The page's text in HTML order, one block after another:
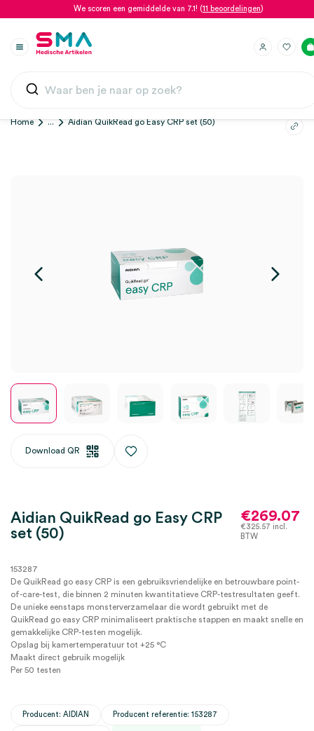
We scoren een gemiddelde van 7.1! (11 beoordelingen)
Home ... Aidian QuikRead go Easy CRP set (50)
Download QR
Aidian QuikRead go Easy CRP
set (50)
€269.07
€325.57 incl.
BTW
153287
De QuikRead go easy CRP is een gebruiksvriendelijke en betrouwbare point-
of-care-test, die binnen 2 minuten kwantitatieve CRP-testresultaten geeft.
De unieke eenstaps monsterverzamelaar die wordt gebruikt met de
QuikRead go easy CRP minimaliseert praktische stappen en maakt snelle en
gemakkelijke CRP-testen mogelijk.
Opslag bij kamertemperatuur tot +25 °C
Maakt direct gebruik mogelijk
Per 50 testen
Producent: AIDIAN Producent referentie: 153287